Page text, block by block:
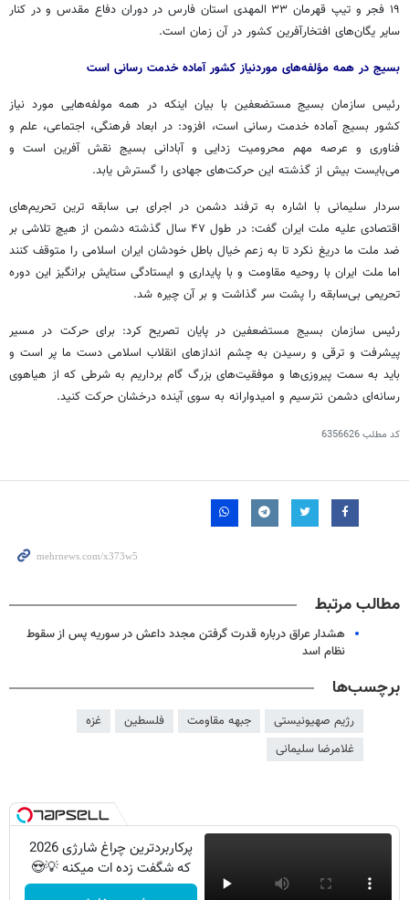
۱۹ فجر و تیپ قهرمان ۳۳ المهدی استان فارس در دوران دفاع مقدس و در کنار
سایر یگان‌های افتخارآفرین کشور در آن زمان است.
بسیج در همه مؤلفه‌های موردنیاز کشور آماده خدمت رسانی است
رئیس سازمان بسیج مستضعفین با بیان اینکه در همه مولفه‌هایی مورد نیاز
کشور بسیج آماده خدمت رسانی است، افزود: در ابعاد فرهنگی، اجتماعی، علم و
فناوری و عرصه مهم محرومیت زدایی و آبادانی بسیج نقش آفرین است و
می‌بایست بیش از گذشته این حرکت‌های جهادی را گسترش یابد.
سردار سلیمانی با اشاره به ترفند دشمن در اجرای بی سابقه ترین تحریم‌های
اقتصادی علیه ملت ایران گفت: در طول ۴۷ سال گذشته دشمن از هیچ تلاشی بر
ضد ملت ما دریغ نکرد تا به زعم خیال باطل خودشان ایران اسلامی را متوقف کنند
اما ملت ایران با روحیه مقاومت و با پایداری و ایستادگی ستایش برانگیز این دوره
تحریمی بی‌سابقه را پشت سر گذاشت و بر آن چیره شد.
رئیس سازمان بسیج مستضعفین در پایان تصریح کرد: برای حرکت در مسیر
پیشرفت و ترقی و رسیدن به چشم اندازهای انقلاب اسلامی دست ما پر است و
باید به سمت پیروزی‌ها و موفقیت‌های بزرگ گام برداریم به شرطی که از هیاهوی
رسانه‌ای دشمن نترسیم و امیدوارانه به سوی آینده درخشان حرکت کنید.
کد مطلب6356626
مطالب مرتبط
هشدار عراق درباره قدرت گرفتن مجدد داعش در سوریه پس از سقوط
نظام اسد
برچسب‌ها
رژیم صهیونیستی جبهه مقاومت فلسطین
غزه
غلامرضا سلیمانی
پرکاربردترین چراغ شارژی 2026
که شگفت زده ات میکنه 💡😍